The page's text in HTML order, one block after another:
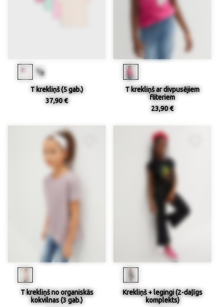
T krekliņš (5 gab.)
37,90 €
T krekliņš ar divpusējiem
fliteriem
23,90 €
T krekliņš no organiskās
kokvilnas (3 gab.)
Krekliņš + legingi (2-daļīgs
komplekts)